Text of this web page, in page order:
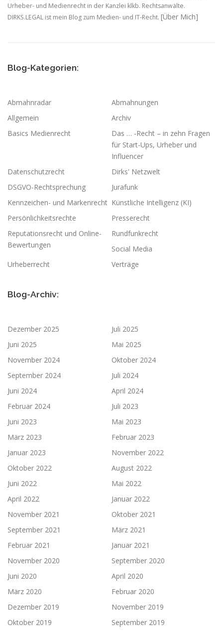
Urheber- und Medienrecht in der Kanzlei klkb. Rechtsanwälte.
DIRKS.LEGAL ist mein Blog zum Medien- und IT-Recht. [Über Mich]
Blog-Kategorien:
Abmahnradar
Abmahnungen
Allgemein
Archiv
Basics Medienrecht
Das … -Recht – in zehn Fragen
für Start-Ups, Urheber und
Influencer
Datenschutzrecht
Dirks' Netzwelt
DSGVO-Rechtsprechung
Jurafunk
Kennzeichen- und Markenrecht Künstliche Intelligenz (KI)
Persönlichkeitsrechte
Presserecht
Reputationsrecht und Online-
Bewertungen
Rundfunkrecht
Social Media
Urheberrecht
Verträge
Blog-Archiv:
Dezember 2025
Juli 2025
Juni 2025
Mai 2025
November 2024
Oktober 2024
September 2024
Juli 2024
Juni 2024
April 2024
Februar 2024
Juli 2023
Juni 2023
Mai 2023
März 2023
Februar 2023
Januar 2023
November 2022
Oktober 2022
August 2022
Juni 2022
Mai 2022
April 2022
Januar 2022
November 2021
Oktober 2021
September 2021
März 2021
Februar 2021
Januar 2021
November 2020
September 2020
Juni 2020
April 2020
März 2020
Februar 2020
Dezember 2019
November 2019
Oktober 2019
September 2019